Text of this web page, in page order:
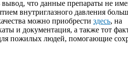
вывод, что данные препараты не
внутриглазного давления
можно приобрести здесь, на
и документация, а также тот
пожилых людей, помогающие